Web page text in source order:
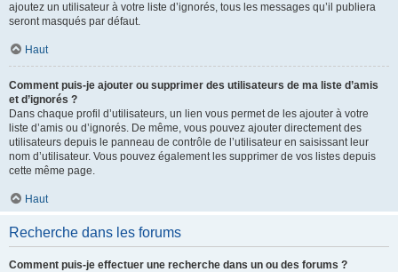
ajoutez un utilisateur à votre liste d’ignorés, tous les messages qu’il publiera
seront masqués par défaut.
Haut
Comment puis-je ajouter ou supprimer des utilisateurs de ma liste d’amis
et d’ignorés ?
Dans chaque profil d’utilisateurs, un lien vous permet de les ajouter à votre
liste d’amis ou d’ignorés. De même, vous pouvez ajouter directement des
utilisateurs depuis le panneau de contrôle de l’utilisateur en saisissant leur
nom d’utilisateur. Vous pouvez également les supprimer de vos listes depuis
cette même page.
Haut
Recherche dans les forums
Comment puis-je effectuer une recherche dans un ou des forums ?